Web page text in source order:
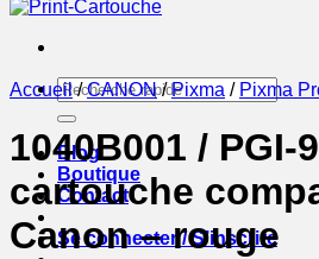
Recherche
pour :
Blog
Boutique
Contact
Se connecter / S’inscrire
Accueil / CANON / Pixma / Pixma
1040B001 / PGI-
cartouche
Canon – rouge